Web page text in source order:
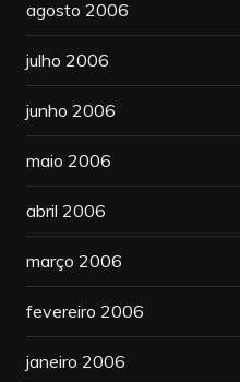
agosto 2006
julho 2006
junho 2006
maio 2006
abril 2006
março 2006
fevereiro 2006
janeiro 2006